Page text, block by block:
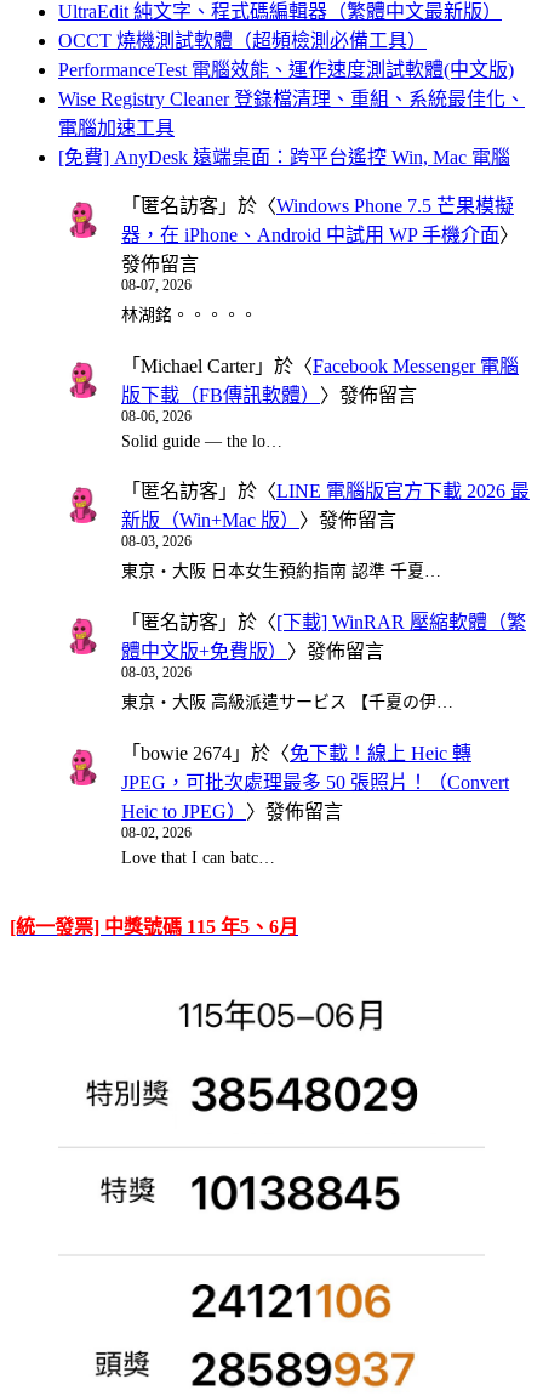
UltraEdit 純文字、程式碼編輯器（繁體中文最新版）
OCCT 燒機測試軟體（超頻檢測必備工具）
PerformanceTest 電腦效能、運作速度測試軟體(中文版)
Wise Registry Cleaner 登錄檔清理、重組、系統最佳化、
電腦加速工具
[免費] AnyDesk 遠端桌面：跨平台遙控 Win, Mac 電腦
「 匿名訪客 」於〈Windows Phone 7.5 芒果模擬
器，在 iPhone、Android 中試用 WP 手機介面〉
發佈留言
08-07, 2026
林湖銘。。。。。
「 Michael Carter」於〈Facebook Messenger 電腦
版下載（FB傳訊軟體） 〉發佈留言
08-06, 2026
Solid guide — the lo…
「 匿名訪客 」於〈LINE 電腦版官方下載 2026 最
新版（Win+Mac 版） 〉發佈留言
08-03, 2026
東京・大阪 日本女生預約指南 認準 千夏…
「 匿名訪客 」於〈[下載] WinRAR 壓縮軟體（繁
體中文版+免費版） 〉發佈留言
08-03, 2026
東京・大阪 高級派遣サービス 【千夏の伊…
「 bowie 2674 」於〈免下載！線上 Heic 轉
JPEG，可批次處理最多 50 張照片！（Convert
Heic to JPEG） 〉發佈留言
08-02, 2026
Love that I can batc…
[統一發票] 中獎號碼 115 年5、6月